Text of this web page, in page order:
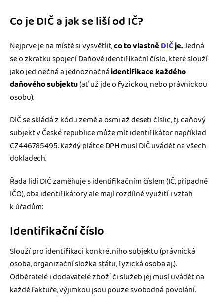
Co je DIČ a jak se liší od IČ?
Nejprve je na místě si vysvětlit,co to vlastněDIČje.Jedná
se o zkratku spojení Daňové identifikační číslo, které slouží
jako jedinečná a jednoznačnáidentifikace každého
daňového subjektu(ať už jde o fyzickou, nebo právnickou
osobu).
DIČ se skládá z kódu země a osmi až deseti číslic, tj. daňový
subjekt v České republice může mít identifikátor například
CZ446785495. Každý plátce DPH musí DIČ uvádět na všech
dokladech.
Řada lidí DIČ zaměňuje s identifikačním číslem (IČ, případně
IČO), oba identifikátory ale mají rozdílné využití i vztah
k úřadům:
Identifikační číslo
Slouží pro identifikaci konkrétního subjektu (právnická
osoba, organizační složka státu, fyzická osoba aj.).
Odběratelé i dodavatelé zboží či služeb jej musí uvádět na
každé faktuře, výjimkou jsou pouze svobodná povolání.